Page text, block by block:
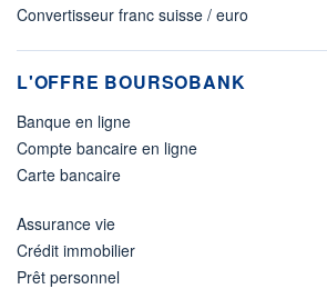
Convertisseur franc suisse / euro
L'OFFRE BOURSOBANK
Banque en ligne
Compte bancaire en ligne
Carte bancaire
Assurance vie
Crédit immobilier
Prêt personnel